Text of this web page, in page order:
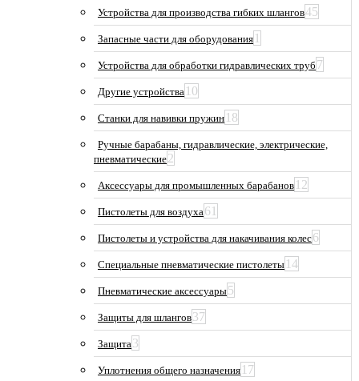
Устройства для производства гибких шлангов45
Запасные части для оборудования 1
Устройства для обработки гидравлических труб 7
Другие устройства 10
Станки для навивки пружин 18
Ручные барабаны, гидравлические, электрические,
пневматические2
Аксессуары для промышленных барабанов 12
Пистолеты для воздуха61
Пистолеты и устройства для накачивания колес6
Специальные пневматические пистолеты 14
Пневматические аксессуары5
Защиты для шлангов37
Защита3
Уплотнения общего назначения 17